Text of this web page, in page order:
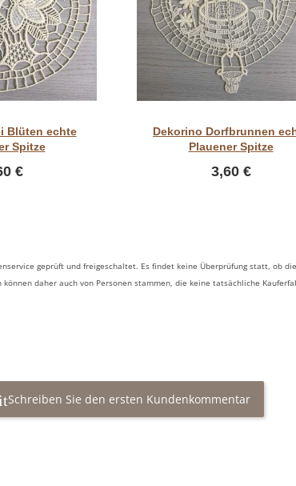
Blüten echte
Spitze
€
Dekorino Dorfbrunnen
Plauener Spitze
3,60 €
geprüft und freigeschaltet. Es findet keine Überprüfung statt, ob
daher auch von Personen stammen, die keine tatsächliche
Schreiben Sie den ersten Kundenkommentar